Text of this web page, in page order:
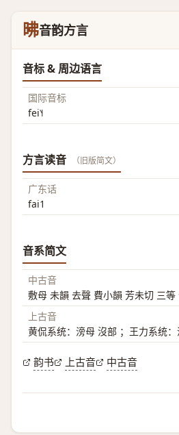
昲音韵方言
音标 & 周边语言
国际音标
fei˥˧
方言读音 （旧版简文）
广东话
fai1
音系简文
中古音
敷母 未韻 去聲 費小韻 芳未切 三等
上古音
黄侃系统：滂母 沒部 ；王力系统：
韵书 上古音 中古音